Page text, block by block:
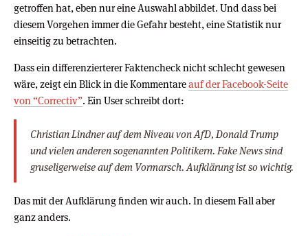
getroffen hat, eben nur eine Auswahl abbildet. Und dass bei
diesem Vorgehen immer die Gefahr besteht, eine Statistik nur
einseitig zu betrachten.
Dass ein differenzierterer Faktencheck nicht schlecht gewesen
wäre, zeigt ein Blick in die Kommentareauf der Facebook-Seite
von “Correctiv”. Ein User schreibt dort:
Christian Lindner auf dem Niveau von AfD, Donald Trump
und vielen anderen sogenannten Politikern. Fake News sind
gruseligerweise auf dem Vormarsch. Aufklärung ist so wichtig.
Das mit der Aufklärung finden wir auch. In diesem Fall aber
ganz anders.